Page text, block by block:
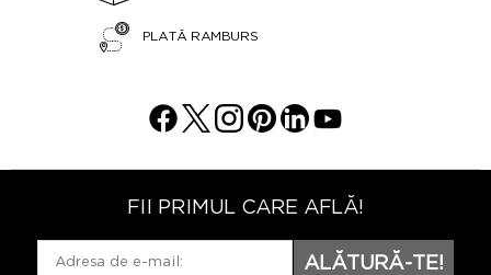
PLATĂ RAMBURS
FII PRIMUL CARE AFLĂ!
ALĂTURĂ-TE!